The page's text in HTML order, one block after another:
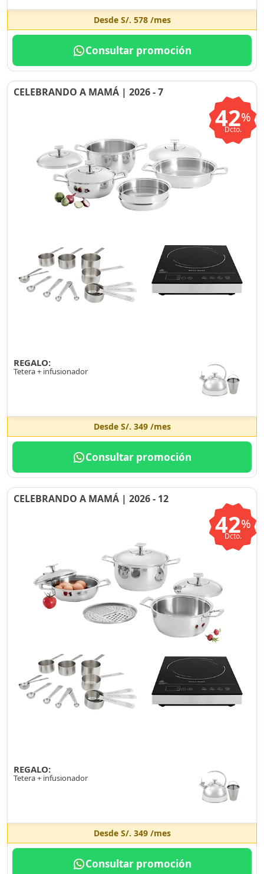
Desde S/. 578/mes
Consultar promoción
CELEBRANDO A MAMÁ | 2026 - 7
42%
Dcto.
REGALO:
Tetera + infusionador
Desde S/. 349/mes
Consultar promoción
CELEBRANDO A MAMÁ | 2026 - 12
42%
Dcto.
REGALO:
Tetera + infusionador
Desde S/. 349/mes
Consultar promoción